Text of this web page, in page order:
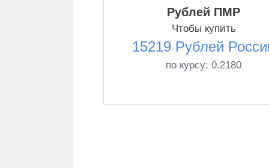
Рублей ПМР
Чтобы купить
15219 Рублей
по курсу: 0.2180